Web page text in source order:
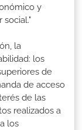
y
social."
la
los
de
de acceso
de las
realizados a
los